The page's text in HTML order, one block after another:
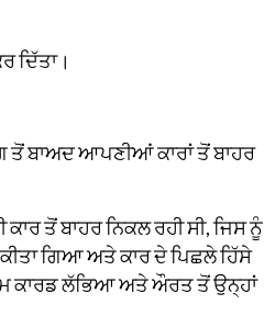
ਦਿੱਤਾ।
ਤੋਂ ਬਾਅਦ ਆਪਣੀਆਂ ਕਾਰਾਂ ਤੋਂ ਬਾਹਰ
ਤੋਂ ਬਾਹਰ ਨਿਕਲ ਰਹੀ ਸੀ, ਜਿਸ ਨੂੰ
ਗਿਆ ਅਤੇ ਕਾਰ ਦੇ ਪਿਛਲੇ ਹਿੱਸੇ
ਕਾਰਡ ਲੱਭਿਆ ਅਤੇ ਔਰਤ ਤੋਂ ਉਨ੍ਹਾਂ